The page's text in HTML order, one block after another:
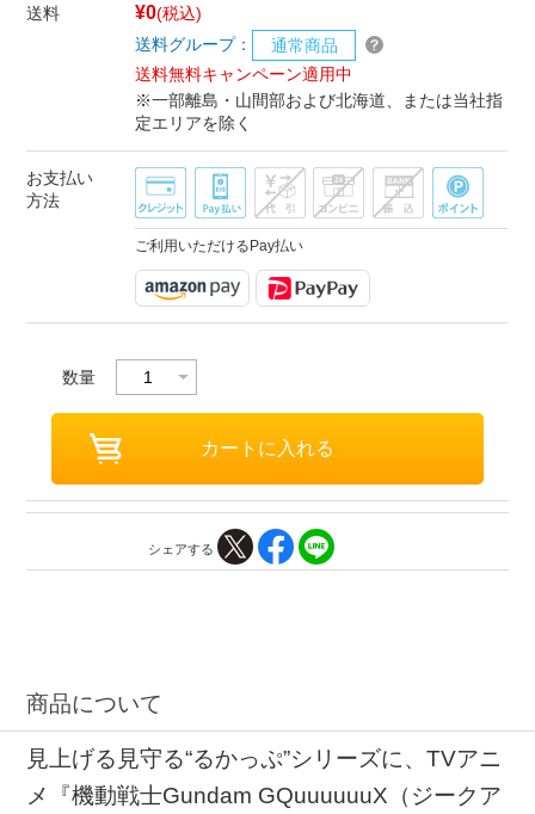
送料 ¥0(税込)
送料グループ：
通常商品
送料無料キャンペーン適用中
※一部離島・山間部および北海道、または当社指
定エリアを除く
お支払い
方法
ご利用いただけるPay払い
数量
シェアする
商品について
見上げる見守る“るかっぷ”シリーズに、TVアニ
メ『機動戦士Gundam GQuuuuuuX（ジークア